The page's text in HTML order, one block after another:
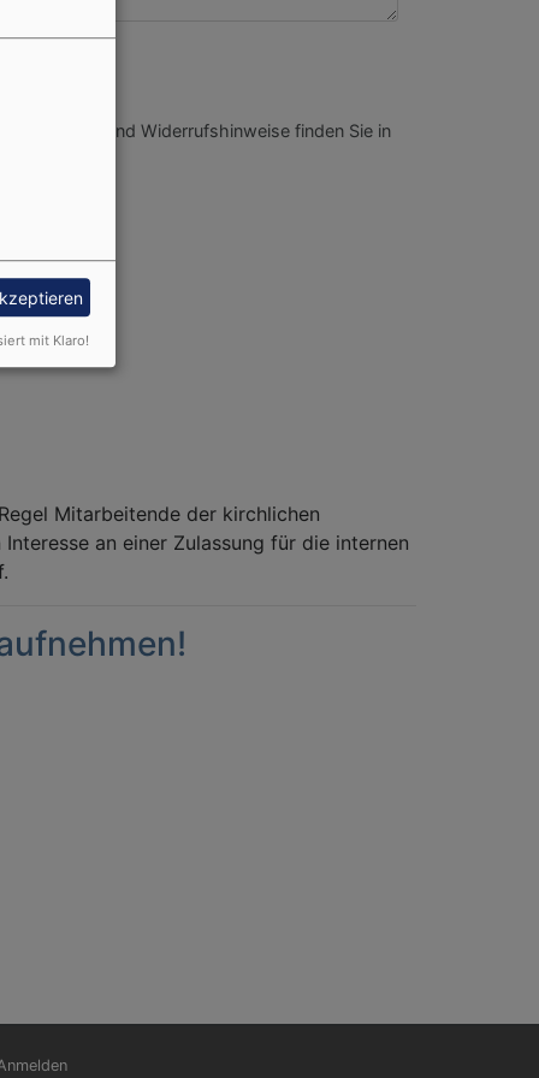
und Widerrufshinweise finden Sie in
Mitarbeitende der kirchlichen
an einer Zulassung für die internen
mit Klaro!